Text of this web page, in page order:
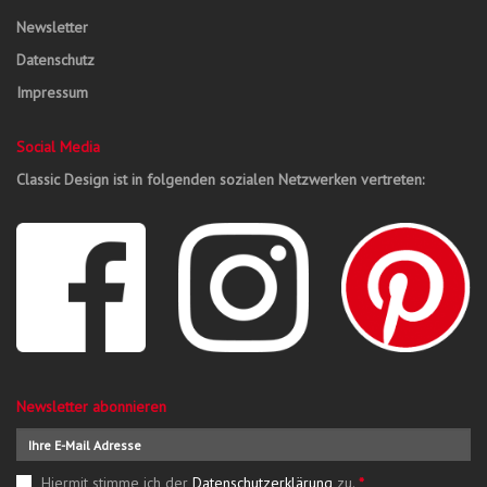
Newsletter
Datenschutz
Impressum
Social Media
Classic Design ist in folgenden sozialen Netzwerken vertreten:
Newsletter abonnieren
Hiermit stimme ich der Datenschutzerklärung zu. *